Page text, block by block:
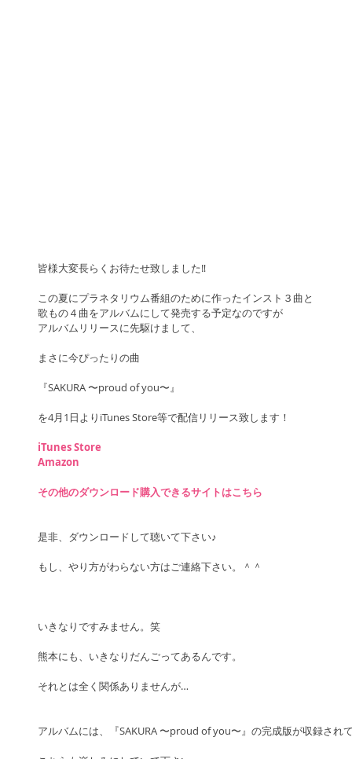
皆様大変長らくお待たせ致しました‼︎
この夏にプラネタリウム番組のために作ったインスト３曲と
歌もの４曲をアルバムにして発売する予定なのですが
アルバムリリースに先駆けまして、
まさに今ぴったりの曲
『SAKURA 〜proud of you〜』
を4月1日よりiTunes Store等で配信リリース致します！
iTunes Store
Amazon
その他のダウンロード購入できるサイトはこちら
是非、ダウンロードして聴いて下さい♪
もし、やり方がわらない方はご連絡下さい。＾＾
いきなりですみません。笑
熊本にも、いきなりだんごってあるんです。
それとは全く関係ありませんが…
アルバムには、『SAKURA 〜proud of you〜』の完成版が収録され